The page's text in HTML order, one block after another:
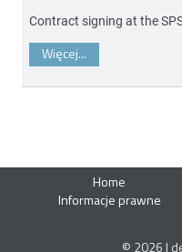
Contract signing at the
Więcej...
Home
Informacje prawne
© 2026 |